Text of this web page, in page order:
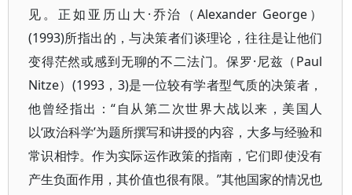
见。正如亚历山大·乔治（Alexander George）
(1993)所指出的，与决策者们谈理论，往往是让他们
变得茫然或感到无聊的不二法门。保罗·尼兹（Paul
Nitze）(1993，3)是一位较有学者型气质的决策者，
他曾经指出：“自从第二次世界大战以来，美国人
以‘政治科学’为题所撰写和讲授的内容，大多与经验和
常识相悖。作为实际运作政策的指南，它们即使没有
产生负面作用，其价值也很有限。”其他国家的情况也